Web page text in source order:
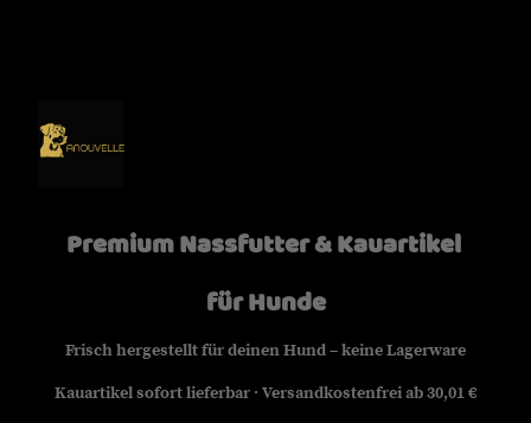
Premium Nassfutter & Kauartikel
für Hunde
Frisch hergestellt für deinen Hund – keine Lagerware
Kauartikel sofort lieferbar · Versandkostenfrei ab 30,01 €